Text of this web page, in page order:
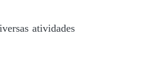
atividades